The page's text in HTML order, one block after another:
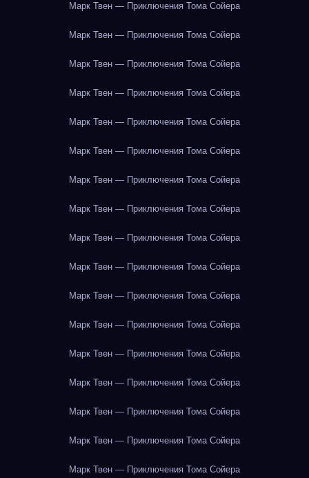
Марк Твен — Приключения Тома Сойера
Марк Твен — Приключения Тома Сойера
Марк Твен — Приключения Тома Сойера
Марк Твен — Приключения Тома Сойера
Марк Твен — Приключения Тома Сойера
Марк Твен — Приключения Тома Сойера
Марк Твен — Приключения Тома Сойера
Марк Твен — Приключения Тома Сойера
Марк Твен — Приключения Тома Сойера
Марк Твен — Приключения Тома Сойера
Марк Твен — Приключения Тома Сойера
Марк Твен — Приключения Тома Сойера
Марк Твен — Приключения Тома Сойера
Марк Твен — Приключения Тома Сойера
Марк Твен — Приключения Тома Сойера
Марк Твен — Приключения Тома Сойера
Марк Твен — Приключения Тома Сойера